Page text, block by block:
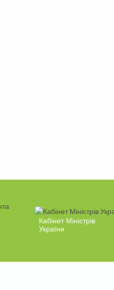
Кабінет Міністрів
України